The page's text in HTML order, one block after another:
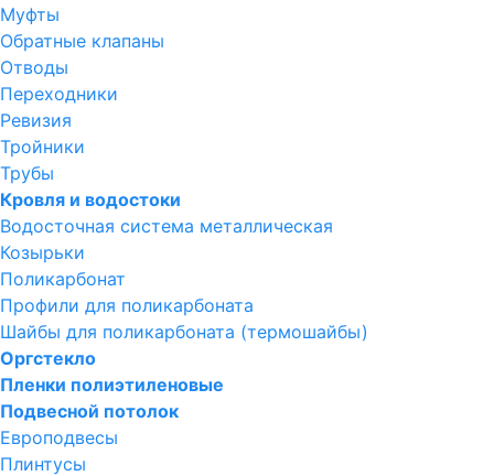
Муфты
Обратные клапаны
Отводы
Переходники
Ревизия
Тройники
Трубы
Кровля и водостоки
Водосточная система металлическая
Козырьки
Поликарбонат
Профили для поликарбоната
Шайбы для поликарбоната (термошайбы)
Оргстекло
Пленки полиэтиленовые
Подвесной потолок
Европодвесы
Плинтусы